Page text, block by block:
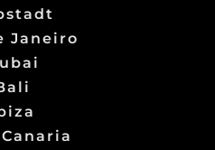
Janeiro